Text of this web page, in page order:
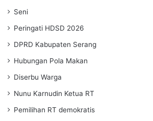
Seni
Peringati HDSD 2026
DPRD Kabupaten Serang
Hubungan Pola Makan
Diserbu Warga
Nunu Karnudin Ketua RT
Pemilihan RT demokratis